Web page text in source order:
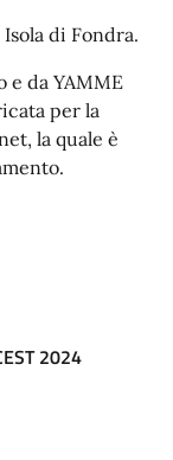
di Fondra.
da YAMME
per la
la quale è
2024